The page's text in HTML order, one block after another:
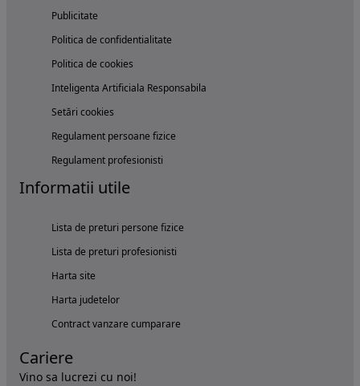
Publicitate
Politica de confidentialitate
Politica de cookies
Inteligenta Artificiala Responsabila
Setări cookies
Regulament persoane fizice
Regulament profesionisti
Informatii utile
Lista de preturi persone fizice
Lista de preturi profesionisti
Harta site
Harta judetelor
Contract vanzare cumparare
Cariere
Vino sa lucrezi cu noi!